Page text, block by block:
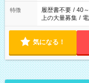
特徴 履歴書不要 / 40
上の大量募集 /
気になる！